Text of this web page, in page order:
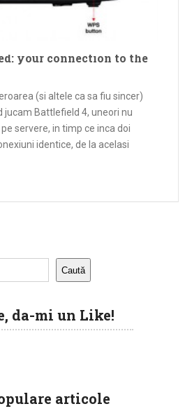
your connection to the
(si altele ca sa fiu sincer)
jucam Battlefield 4, uneori nu
servere, in timp ce inca doi
identice, de la acelasi
si …
Caută
da-mi un Like!
articole